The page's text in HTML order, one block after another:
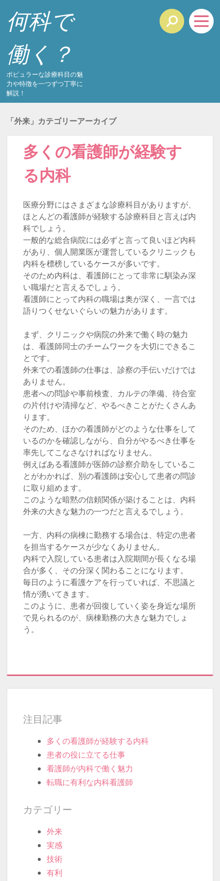
何科で
働く？
ポピュラーな診療科目の魅
力や特徴を一つずつ丁寧に
解説！
「外来」カテゴリーアーカイブ
多くの看護師が経験す
る内科
医療分野にはさまざまな診療科目がありますが、
ほとんどの看護師が経験する診療科目と言えば内
科でしょう。
一般的な総合病院には必ずと言って良いほど内科
があり、個人開業医が運営しているクリニックも
内科を標榜しているケースが多いです。
そのため内科は、看護師にとって非常に馴染み深
い職場だと言えるでしょう。
看護師にとって内科の職場は奥が深く、一言では
語りつくせないぐらいの魅力があります。
まず、クリニックや病院の外来で働く時の魅力
は、看護師同士のチームワークを大切にできるこ
とです。
外来での看護師の仕事は、診察の手伝いだけでは
ありません。
患者への問診や事前検査、カルテの準備、待合室
の片付けや清掃など、やるべきことがたくさんあ
ります。
そのため、ほかの看護師がどのような仕事をして
いるのかを確認しながら、自分がやるべき仕事を
率先してこなさなければなりません。
例えばある看護師が医師の診察介助をしているこ
とがわかれば、別の看護師は安心して患者の問診
に取り組めます。
このような暗黙の信頼関係が築けることは、内科
外来の大きな魅力の一つだと言えるでしょう。
一方、内科の病棟に勤務する場合は、特定の患者
を担当するケースが少なくありません。
内科で入院している患者は入院期間が長くなる場
合が多く、その分深く関わることになります。
毎日のように看護ケアを行っていれば、不思議と
情が湧いてきます。
このように、患者が回復していく姿を身近な場所
で見られるのが、病棟勤務の大きな魅力でしょ
う。
注目記事
多くの看護師が経験する内科
患者の役に立てる仕事
看護師が内科で働く魅力
転職に有利な内科看護師
カテゴリー
外来
実感
技術
有利